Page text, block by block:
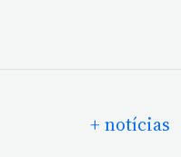
+ notícias